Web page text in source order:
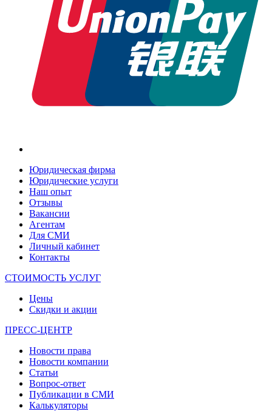
Юридическая фирма
Юридические услуги
Наш опыт
Отзывы
Вакансии
Агентам
Для СМИ
Личный кабинет
Контакты
СТОИМОСТЬ УСЛУГ
Цены
Скидки и акции
ПРЕСС-ЦЕНТР
Новости права
Новости компании
Статьи
Вопрос-ответ
Публикации в СМИ
Калькуляторы